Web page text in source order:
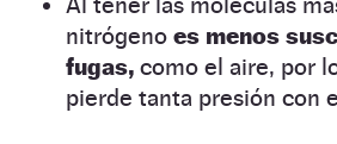
nitrógeno es menos
fugas, como el aire, por
pierde tanta presión con